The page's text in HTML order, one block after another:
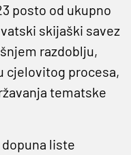
posto od ukupno
skijaški savez
razdoblju,
cjelovitog procesa,
tematske
liste